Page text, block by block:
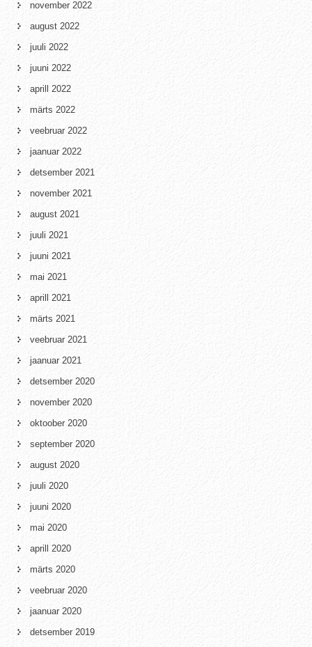
november 2022
august 2022
juuli 2022
juuni 2022
aprill 2022
märts 2022
veebruar 2022
jaanuar 2022
detsember 2021
november 2021
august 2021
juuli 2021
juuni 2021
mai 2021
aprill 2021
märts 2021
veebruar 2021
jaanuar 2021
detsember 2020
november 2020
oktoober 2020
september 2020
august 2020
juuli 2020
juuni 2020
mai 2020
aprill 2020
märts 2020
veebruar 2020
jaanuar 2020
detsember 2019